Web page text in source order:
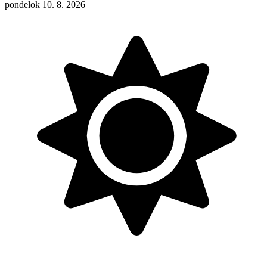
pondelok 10. 8. 2026